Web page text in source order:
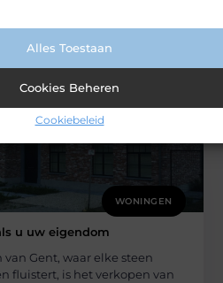
Alles Toestaan
Cookies Beheren
Cookiebeleid
WONINGEN
u uw eigendom
Gent, waar elke steen
fluistert, is het verkopen van